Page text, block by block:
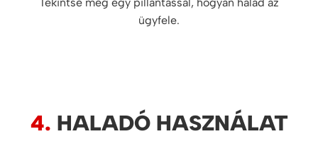
ügyfele.
4. HALADÓ HASZNÁLAT